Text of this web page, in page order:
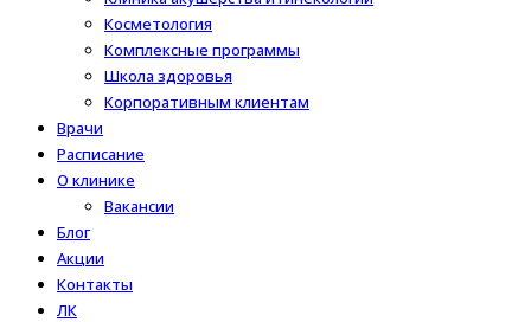
Косметология
Комплексные программы
Школа здоровья
Корпоративным клиентам
Врачи
Расписание
О клинике
Вакансии
Блог
Акции
Контакты
ЛК